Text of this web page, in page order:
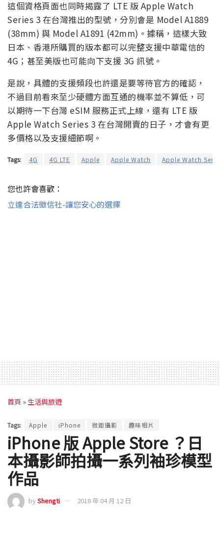
這個資格頁面也同時揭露了 LTE 版 Apple Watch
Series 3 在台灣推出的型號，分別會是 Model A1889
(38mm) 與 Model A1891 (42mm)。據稱，這樣大致
日本、香港所購買的版本都可以完整支援中華電信的
4G；甚至美版也可能向下支援 3G 訊號。
是說，具體的支援頻段也許還是要等待官方的確認，
不過目前看來至少硬體方面互通的機率並不算低，可
以期待一下台灣 eSIM 服務正式上線，還有 LTE 版
Apple Watch Series 3 在台灣開賣的日子，才會有更
多價格以及支援細節啊。
Tags: 4G 4G LTE Apple Apple Watch Apple Watch
您也許會喜歡：
立達合法徵信社-讓您安心的選擇
首頁 » 生活與旅遊
Tags: Apple iPhone 微距攝影 趣味相片
iPhone 版 Apple Store ？日
本攝影師拍攝一系列袖珍模型
作品
byShengti 2018 年 04 月 12 日